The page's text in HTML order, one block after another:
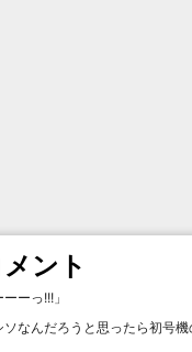
ント
ーーっ!!! 」
ソなんだろうと思ったら初号